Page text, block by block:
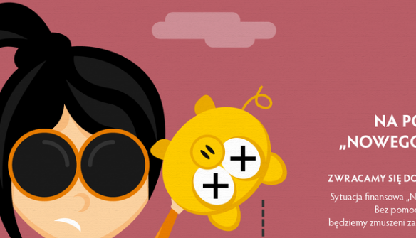
ją człowiek zasługuje na pogardę. To pozycja dominującego
posiadacza.
nauczycieli pracodawcą, notabene za naszą i z naszą kasą. Z tego punktu
obejścia się z nimi nie wychodzi poza neoliberalną klasykę. Inaczej jest
cywilizowanego ustroju, pochodzącego z wyborczego
o ten mandat. Obliguje on do relacji opartych na szacunku,
wzorcach.
pokazał dobitnie, że społeczny wizerunek PiS jest pozorny, mylący
na potrzeby wyborcze. Z punktu widzenia tej zbalansowanej
w gospodarce neoliberalnej, skalkulowanej na korzyść
czującej się twórcą i sponsorem obecnego porządku, edukacja winna